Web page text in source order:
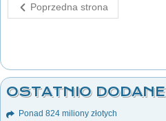
Poprzedna strona
OSTATNIO DODANE
Ponad 824 miliony złotych